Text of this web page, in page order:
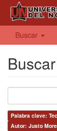
Buscar
Buscar
Palabra clave:
Autor: Justo